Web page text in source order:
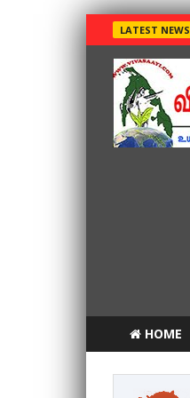
LATEST NEWS
HOME